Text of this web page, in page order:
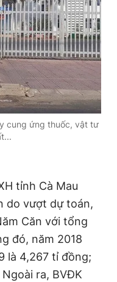
soạn Chính sách bảo
cấp ngày 24.3.2020
Thanh Niên. Cấm sao
sự chấp thuận bằng văn
cung ứng thuốc, vật tư
tỉnh Cà Mau
do vượt dự toán,
Căn với tổng
đó, năm 2018
là 4,267 tỉ đồng;
ra, BVĐK